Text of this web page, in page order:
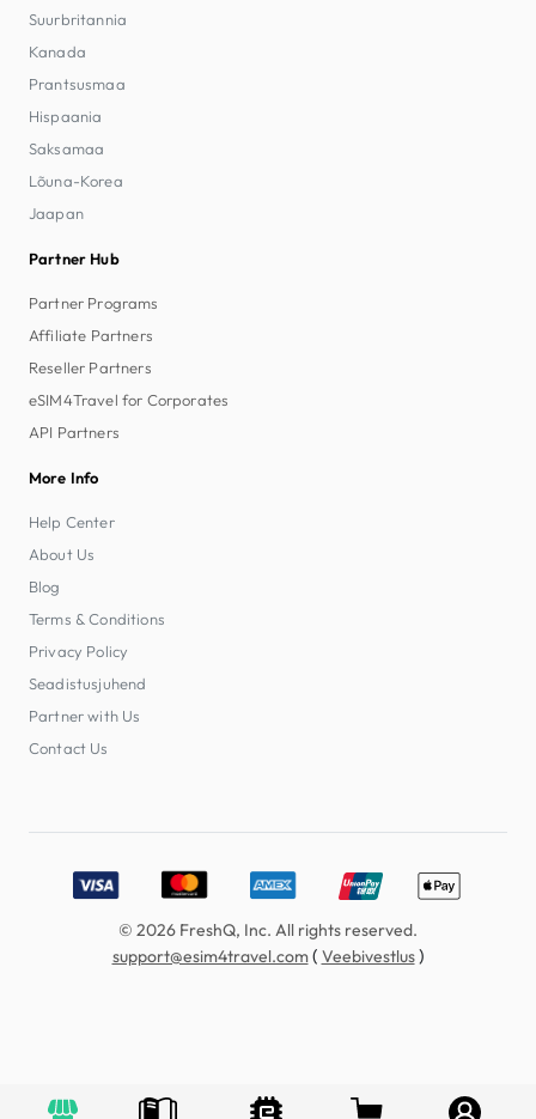
Suurbritannia
Kanada
Prantsusmaa
Hispaania
Saksamaa
Lõuna-Korea
Jaapan
Partner Hub
Partner Programs
Affiliate Partners
Reseller Partners
eSIM4Travel for Corporates
API Partners
More Info
Help Center
About Us
Blog
Terms & Conditions
Privacy Policy
Seadistusjuhend
Partner with Us
Contact Us
Accepted payment methods: Visa, MasterCard, American
© 2026 FreshQ, Inc. All rights reserved.
support@esim4travel.com( Veebivestlus)